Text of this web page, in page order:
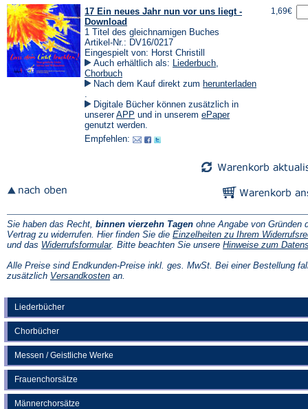
Liederbücher
Chorbücher
Messen / Geistliche Werke
Frauenchorsätze
Männerchorsätze
17 Ein neues Jahr nun vor uns liegt -
Download
1 Titel des gleichnamigen Buches
Artikel-Nr.: DV16/0217
Eingespielt von: Horst Christill
Auch erhältlich als: Liederbuch,
Chorbuch
Nach dem Kauf direkt zum herunterladen
in
einem
neuen
Tab)
.
Digitale Bücher können zusätzlich in
unsererAPP (Öffnet
in
neuen
und in unserem ePaper(Öffnet
genutzt werden.
Empfehlen:
1,69€
Sie haben das Recht, binnen vierzehn Tagen ohne Angabe von Gründen
Vertrag zu widerrufen. Hier finden Sie die Einzelheiten zu Ihrem
und das Widerrufsformular(Öffnet
einem
neuen
. Bitte beachten Sie unsere Hinweise zum
Alle Preise sind Endkunden-Preise inkl. ges. MwSt. Bei einer Bestellung
zusätzlich Versandkosten(Öffnet
an.